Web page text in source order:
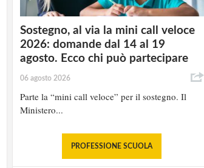
Sostegno, al via la mini call veloce
2026: domande dal 14 al 19
agosto. Ecco chi può partecipare
06 agosto 2026
Parte la “mini call veloce” per il sostegno. Il
Ministero...
PROFESSIONE SCUOLA